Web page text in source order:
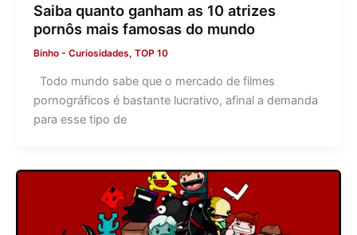
Saiba quanto ganham as 10 atrizes
pornôs mais famosas do mundo
Binho - Curiosidades, TOP 10
Todo mundo sabe que o mercado de filmes
pornográficos é bastante lucrativo, afinal a demanda
para esse tipo de